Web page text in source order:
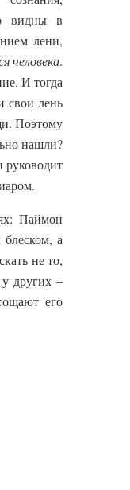
видны в
лени,
человека.
И тогда
свои лень
Поэтому
нашли?
руководит
Паймон
а
не то,
других –
его